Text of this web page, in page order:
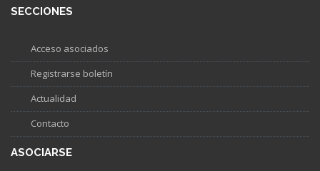
SECCIONES
Acceso asociados
Registrarse boletín
Actualidad
Contacto
ASOCIARSE